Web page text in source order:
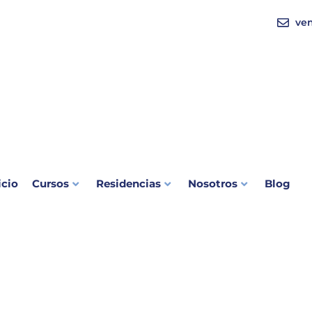
Cursos Residencias Nosotros Blog